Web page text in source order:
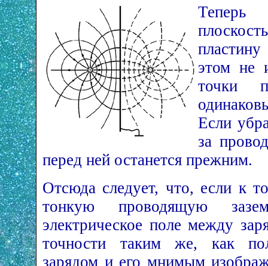
этом не
точки
Если
за
перед ней останется прежним.
Отсюда следует, что, если к
тонкую проводящую
электрическое поле между
точности таким же, как
зарядом и его мнимым